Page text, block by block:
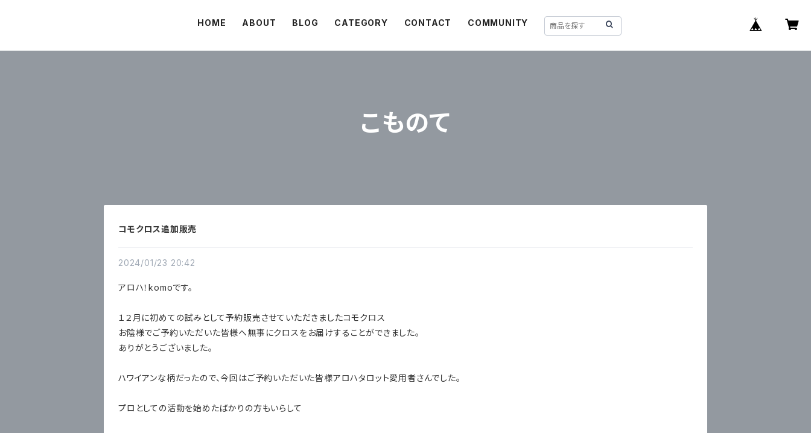
HOME ABOUT BLOG CATEGORY CONTACT COMMUNITY
こものて
コモクロス追加販売
2024/01/23 20:42
アロハ！komoです。
１２月に初めての試みとして予約販売させていただきましたコモクロス
お陰様でご予約いただいた皆様へ無事にクロスをお届けすることができました。
ありがとうございました。
ハワイアンな柄だったので、今回はご予約いただいた皆様アロハタロット愛用者さんでした。
プロとしての活動を始めたばかりの方もいらして